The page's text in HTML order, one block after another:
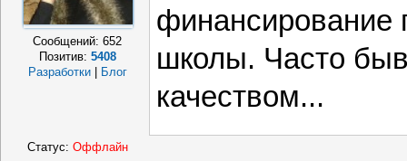
Сообщений:652
Позитив: 5408
Разработки
Блог
финансирование
школы. Часто
качеством...
Статус: Оффлайн